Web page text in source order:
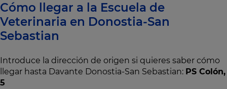
Cómo llegar a la Escuela de
Veterinaria en Donostia-San
Sebastian
Introduce la dirección de origen si quieres saber cómo
llegar hasta Davante Donostia-San Sebastian: PS Colón,
5